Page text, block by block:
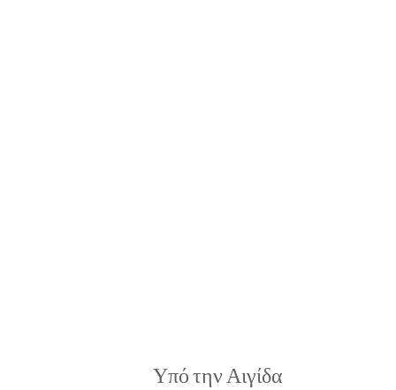
Υπό την Αιγίδα